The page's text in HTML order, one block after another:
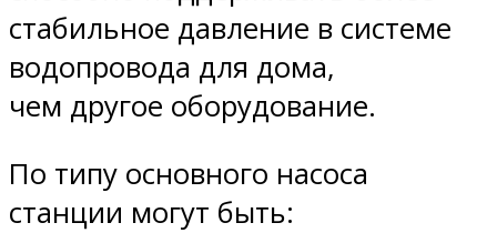
стабильное давление в системе
водопровода для дома,
чем другое оборудование.
По типу основного насоса
станции могут быть: